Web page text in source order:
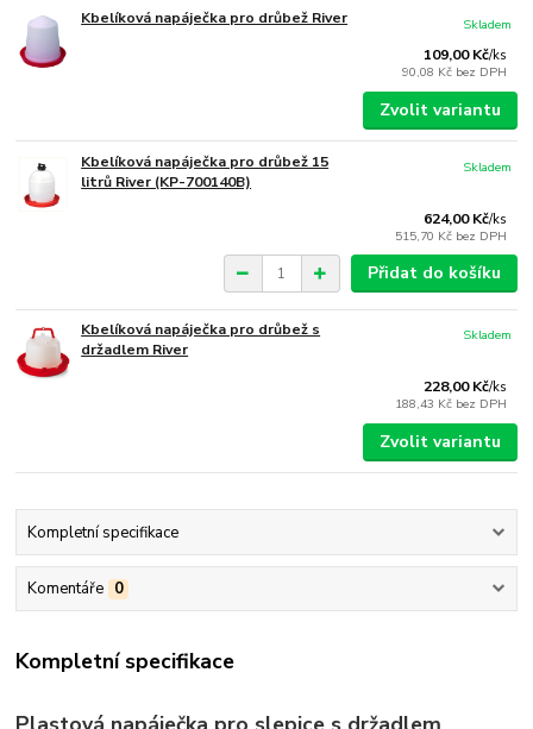
Kbelíková napáječka pro drůbež River
109,00 Kč/ks
90,08 Kč bez DPH
Skladem
Zvolit variantu
Kbelíková napáječka pro drůbež 15
litrů River (KP-700140B)
624,00 Kč/ks
515,70 Kč bez DPH
Skladem
Přidat do košíku
Kbelíková napáječka pro drůbež s
držadlem River
228,00 Kč/ks
188,43 Kč bez DPH
Skladem
Zvolit variantu
Kompletní specifikace
Komentáře 0
Kompletní specifikace